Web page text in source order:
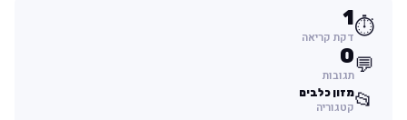
⏱️
1
דקת קריאה
💬
0
תגובות
📂מזון כלבים
קטגוריה